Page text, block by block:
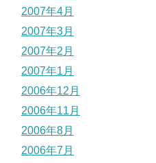
2007年4月
2007年3月
2007年2月
2007年1月
2006年12月
2006年11月
2006年8月
2006年7月